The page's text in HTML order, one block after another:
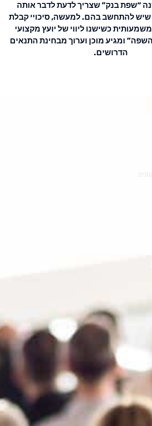
“שפת בנק” שצריך לדעת לדבר אותה
שיש להתחשב בהם. למעשה, סיכויי קבלת
כשישנו ליווי של יועץ מקצועי
ומגיע מוכן וערוך מבחינת התנאים
הדרושים.